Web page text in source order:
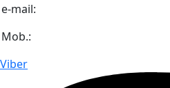
e-mail:
Mob.:
Viber